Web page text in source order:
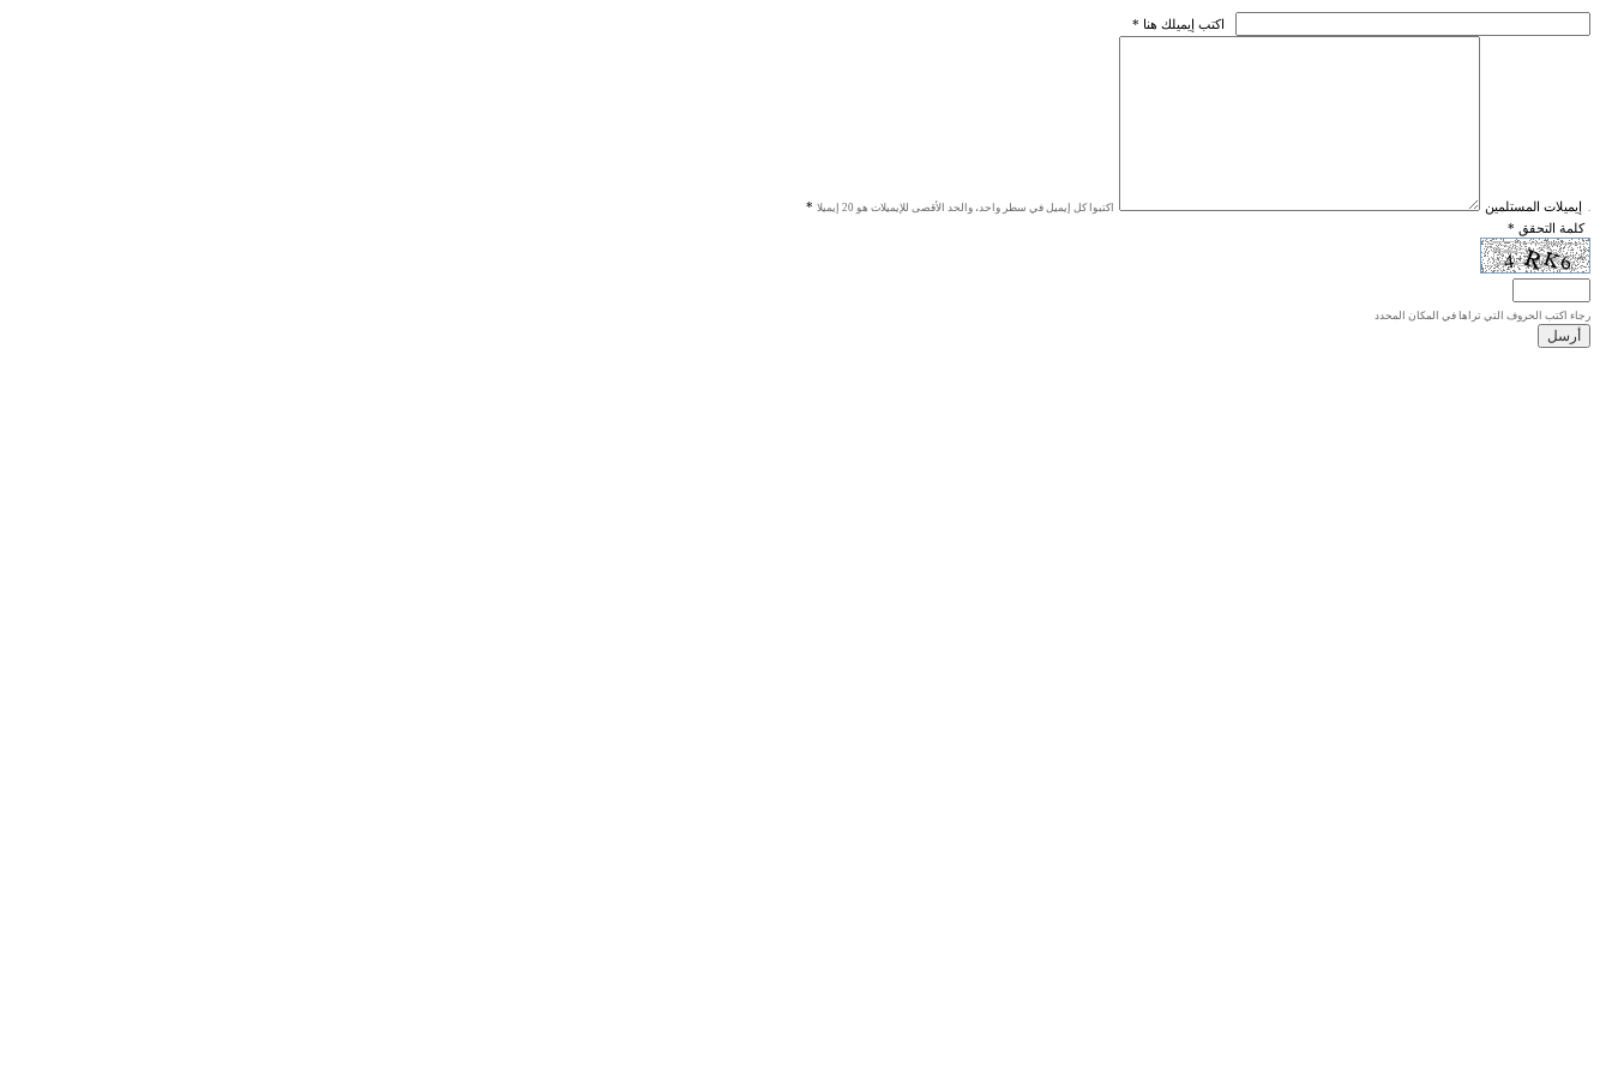
* اكتب إيميلك هنا
* إيميلات المستلمين اكتبوا كل إيميل في سطر واحد، والحد الأقصى للإيميلات هو 20 إيميلا.
* كلمة التحقق
رجاء اكتب الحروف التي تراها في المكان المحدد